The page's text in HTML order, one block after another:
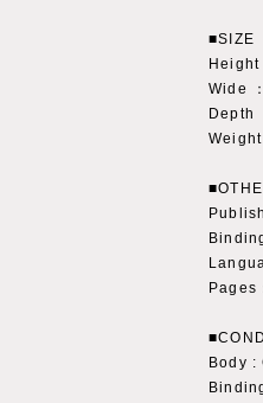
■SIZE
Height
Wide
Depth
Pages
Body :